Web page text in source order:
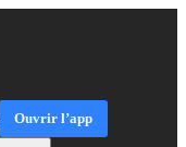
Ouvrir l’app